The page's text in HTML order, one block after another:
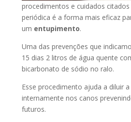
procedimentos e cuidados
periódica é a forma mais eficaz
um entupimento.
Uma das prevenções que
15 dias 2 litros de água quente
bicarbonato de sódio no ralo.
Esse procedimento ajuda a diluir
internamente nos canos
futuros.